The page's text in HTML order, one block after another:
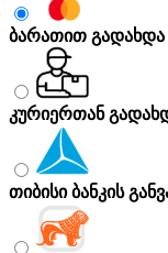
ბარათით გადახდა
კურიერთან
თიბისი ბანკის